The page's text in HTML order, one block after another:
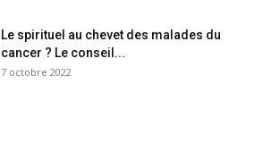
Le spirituel au chevet des malades du
cancer ? Le conseil...
7 octobre 2022